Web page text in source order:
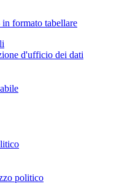
formato tabellare
d'ufficio dei dati
politico